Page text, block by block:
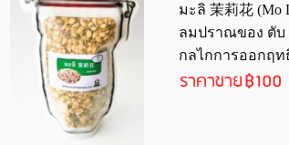
มะลิ 茉莉花 (Mo
ลมปราณของ ตับ
กลไกการออกฤท
ราคาขาย฿100